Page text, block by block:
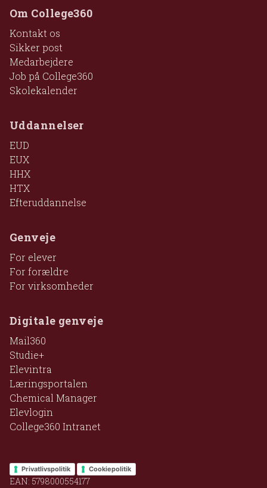
Om College360
Kontakt os
Sikker post
Medarbejdere
Job på College360
Skolekalender
Uddannelser
EUD
EUX
HHX
HTX
Efteruddannelse
Genveje
For elever
For forældre
For virksomheder
Digitale genveje
Mail360
Studie+
Elevintra
Læringsportalen
Chemical Manager
Elevlogin
College360 Intranet
Privatlivspolitik Cookiepolitik
EAN: 5798000554177